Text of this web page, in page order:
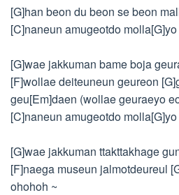
[G]han beon du beon se beon
[C]naneun amugeotdo molla[G]yo
[G]wae jakkuman bame boja
[F]wollae deiteuneun geureon
geu[Em]daen (wollae geuraeyo
[C]naneun amugeotdo molla[G]yo
[G]wae jakkuman ttakttakhage
[F]naega museun jalmotdeureul
ohohoh ~